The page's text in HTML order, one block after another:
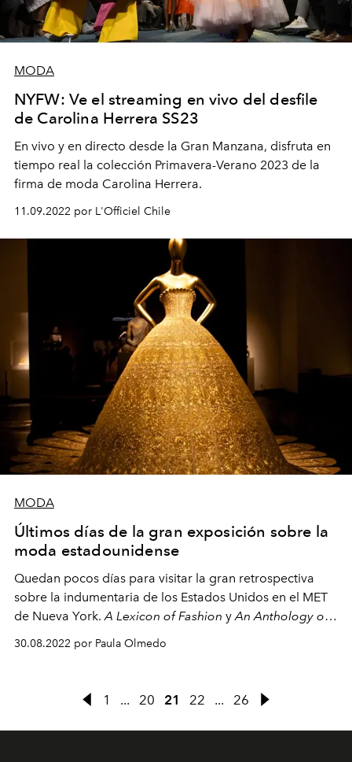
MODA
NYFW: Ve el streaming en vivo del desfile
de Carolina Herrera SS23
En vivo y en directo desde la Gran Manzana, disfruta en
tiempo real la colección Primavera-Verano 2023 de la
firma de moda Carolina Herrera.
11.09.2022 por L'Officiel Chile
MODA
Últimos días de la gran exposición sobre la
moda estadounidense
Quedan pocos días para visitar la gran retrospectiva
sobre la indumentaria de los Estados Unidos en el MET
de Nueva York. A Lexicon of Fashion y An Anthology of
septiembre.
30.08.2022 por Paula Olmedo
1 ... 20 21 22 ... 26